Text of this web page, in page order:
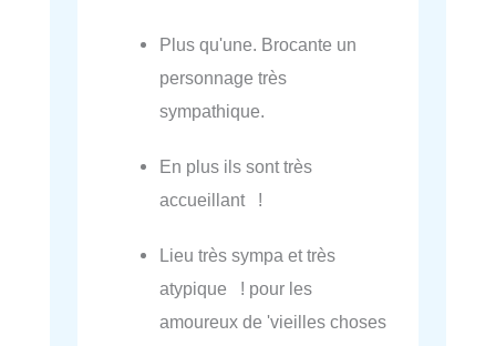
Plus qu'une. Brocante un
personnage très
sympathique.
En plus ils sont très
accueillant !
Lieu très sympa et très
atypique ! pour les
amoureux de 'vieilles choses